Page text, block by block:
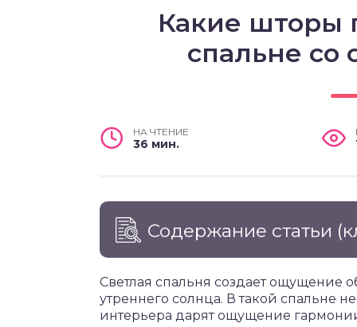
Какие шторы
спальне со
НА ЧТЕНИЕ
36 мин.
Содержание статьи
Светлая спальня создает ощущение
утреннего солнца. В такой спальне
интерьера дарят ощущение